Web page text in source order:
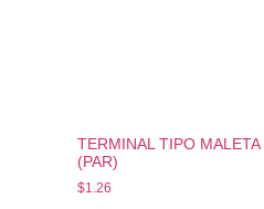
TERMINAL TIPO
(PAR)
$1.26